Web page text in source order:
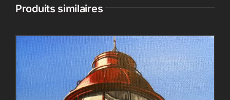
Produits similaires